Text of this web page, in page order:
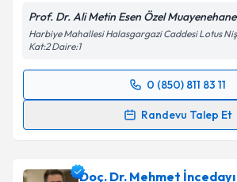
'ni okudum ve kişisel
kapsamda işlenmesini kabul
Takvim Talebini
Prof. Dr. Ali Metin Esen Özel
Harbiye Mahallesi Halasgargazi Caddesi Lotus
Kat:2 Daire:1
0 (850) 811 83 11
Randevu Talep Et
Randevu Takvimi Talebi
takvim hazırlandığında e-posta ile
Doç. Dr. Mehmet İncedayı